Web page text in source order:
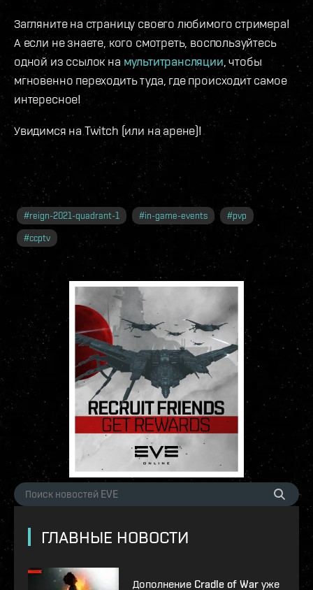
Загляните на страницу своего любимого стримера!
А если не знаете, кого смотреть, воспользуйтесь
одной из ссылок на мультитрансляции , чтобы
мгновенно переходить туда, где происходит самое
интересное!
Увидимся на Twitch (или на арене)!
#reign-2021-quadrant-1 #in-game-events #pvp
#ccptv
ГЛАВНЫЕ НОВОСТИ
Дополнение Cradle of War уже